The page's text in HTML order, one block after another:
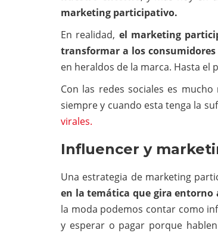
marketing participativo.
En realidad, el marketing
transformar a los
en heraldos de la marca. Hasta el
Con las redes sociales es
siempre y cuando esta tenga la
virales.
Influencer y
Una estrategia de marketing
en la temática que gira entorno
la moda podemos contar como
y esperar o pagar porque